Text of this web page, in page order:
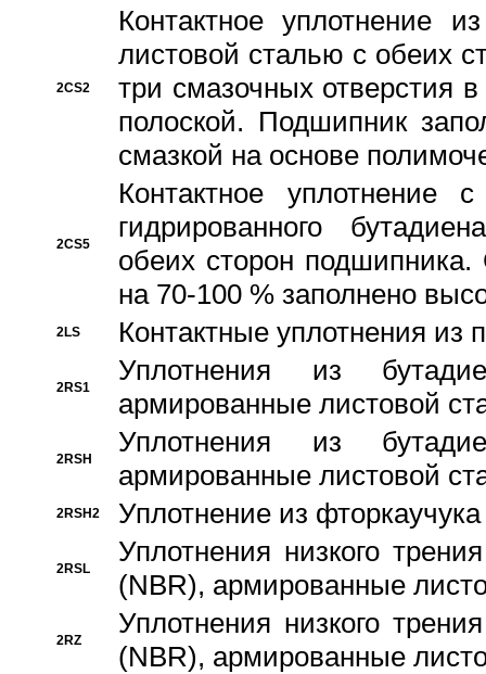
2CS2
Контактное уплотнение
листовой сталью с обеих
три смазочных отверстия
полоской. Подшипник
смазкой на основе
2CS5
Контактное уплотнение
гидрированного
обеих сторон
на 70-100 % заполнено
2LS Контактные уплотнения из
2RS1
Уплотнения из
армированные листовой
2RSH
Уплотнения из
армированные листовой
2RSH2 Уплотнение из
2RSL
Уплотнения низкого
(NBR), армированные
2RZ
Уплотнения низкого
(NBR), армированные